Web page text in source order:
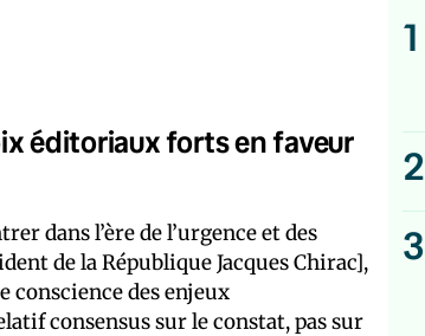
éditoriaux forts en faveur
dans l’ère de l’urgence et des
de la République Jacques Chirac],
conscience des enjeux
consensus sur le constat, pas sur
1
2
3